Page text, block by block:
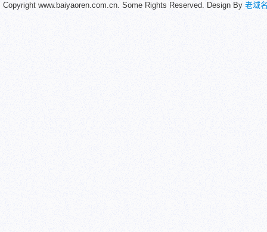
Copyright www.baiyaoren.com.cn. Some Rights Reserved. Design By 老域